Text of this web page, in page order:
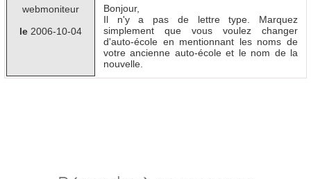
webmoniteur
le 2006-10-04
Bonjour,
Il n'y a pas de lettre type. Marquez
simplement que vous voulez changer
d'auto-école en mentionnant les noms de
votre ancienne auto-école et le nom de la
nouvelle.